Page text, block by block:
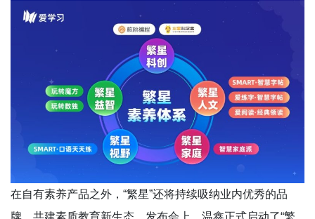
在自有素养产品之外，“繁星”还将持续吸纳业内优秀的品